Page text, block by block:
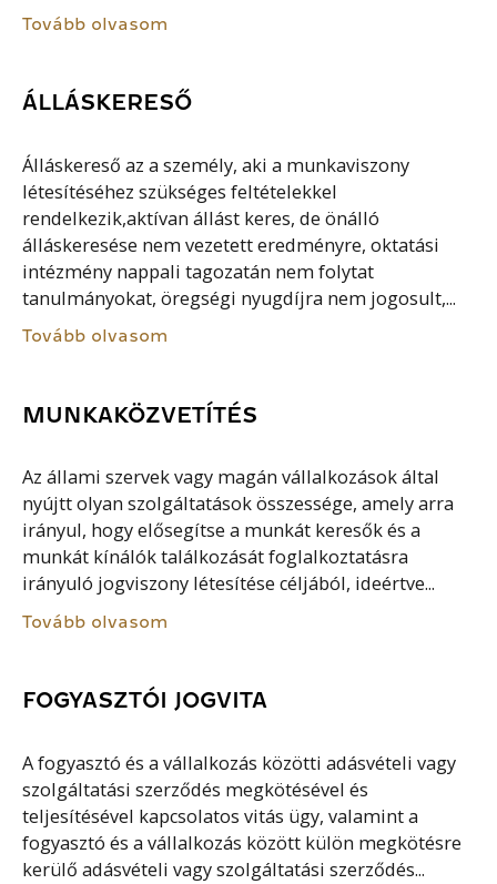
Tovább olvasom
ÁLLÁSKERESŐ
Álláskereső az a személy, aki a munkaviszony
létesítéséhez szükséges feltételekkel
rendelkezik,aktívan állást keres, de önálló
álláskeresése nem vezetett eredményre, oktatási
intézmény nappali tagozatán nem folytat
tanulmányokat, öregségi nyugdíjra nem jogosult,...
Tovább olvasom
MUNKAKÖZVETÍTÉS
Az állami szervek vagy magán vállalkozások által
nyújtt olyan szolgáltatások összessége, amely arra
irányul, hogy elősegítse a munkát keresők és a
munkát kínálók találkozását foglalkoztatásra
irányuló jogviszony létesítése céljából, ideértve...
Tovább olvasom
FOGYASZTÓI JOGVITA
A fogyasztó és a vállalkozás közötti adásvételi vagy
szolgáltatási szerződés megkötésével és
teljesítésével kapcsolatos vitás ügy, valamint a
fogyasztó és a vállalkozás között külön megkötésre
kerülő adásvételi vagy szolgáltatási szerződés...